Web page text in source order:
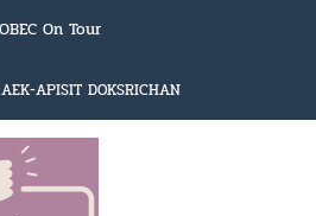
OBEC On Tour
APISIT DOKSRICHAN